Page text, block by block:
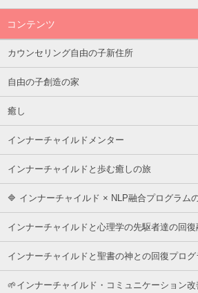
コンテンツ
カウンセリング自由の子新住所
自由の子創造の家
癒し
インナーチャイルドメンター
インナーチャイルドと歩む癒しの旅
🔷 インナーチャイルド × NLP融合プログラム
インナーチャイルドと心理学の先駆者達の回復
インナーチャイルドと聖書の神との回復プログ
🌱インナーチャイルド・コミュニケーション